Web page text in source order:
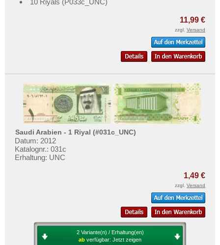
11,99 €
zzgl. Versand
Saudi Arabien - 1 Riyal (#031c_UNC)
Datum: 2012
Katalognr.: 031c
Erhaltung: UNC
1,49 €
zzgl. Versand
2 Variante(n) / Erhaltung(en)
ab verfügbar: Jetzt zeigen